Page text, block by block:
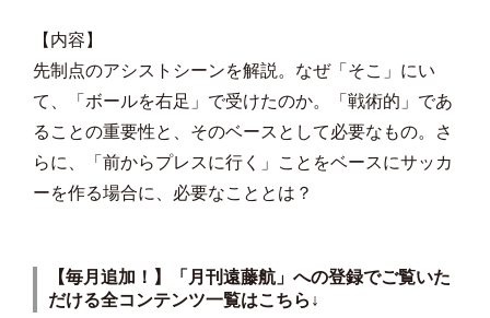
【内容】
先制点のアシストシーンを解説。なぜ「そこ」にい
て、「ボールを右足」で受けたのか。「戦術的」であ
ることの重要性と、そのベースとして必要なもの。さ
らに、「前からプレスに行く」ことをベースにサッカ
ーを作る場合に、必要なこととは？
【毎月追加！】「月刊遠藤航」への登録でご覧いた
だける全コンテンツ一覧はこちら ↓